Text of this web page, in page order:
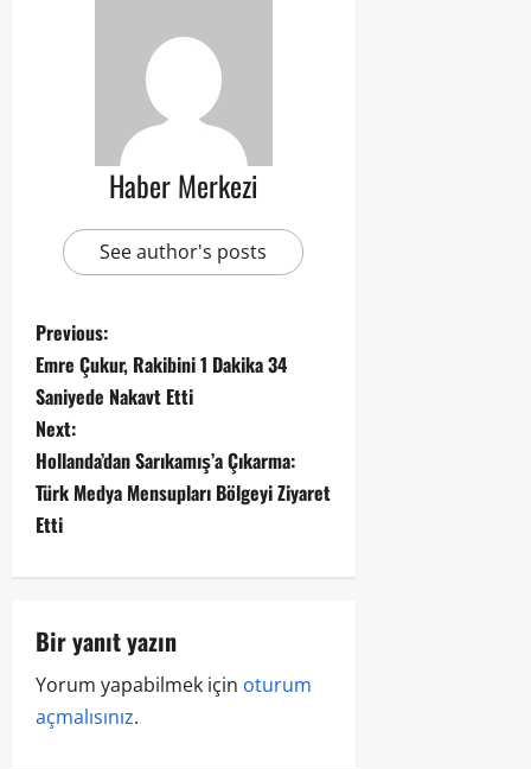
Haber Merkezi
See author's posts
Previous:
Emre Çukur, Rakibini 1 Dakika 34
Saniyede Nakavt Etti
Next:
Hollanda’dan Sarıkamış’a Çıkarma:
Türk Medya Mensupları Bölgeyi Ziyaret
Etti
Bir yanıt yazın
Yorum yapabilmek için oturum
açmalısınız.